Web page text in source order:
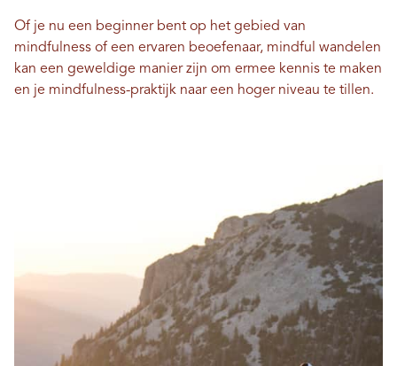
Of je nu een beginner bent op het gebied van
mindfulness of een ervaren beoefenaar, mindful wandelen
kan een geweldige manier zijn om ermee kennis te maken
en je mindfulness-praktijk naar een hoger niveau te tillen.